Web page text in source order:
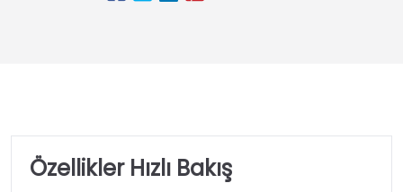
Özellikler Hızlı Bakış